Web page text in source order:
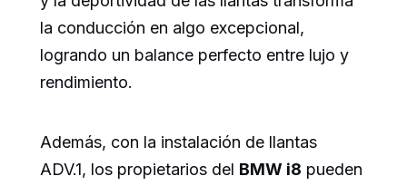
la conducción en algo excepcional,
logrando un balance perfecto entre lujo y
rendimiento.
Además, con la instalación de llantas
ADV.1, los propietarios del BMW i8 pueden